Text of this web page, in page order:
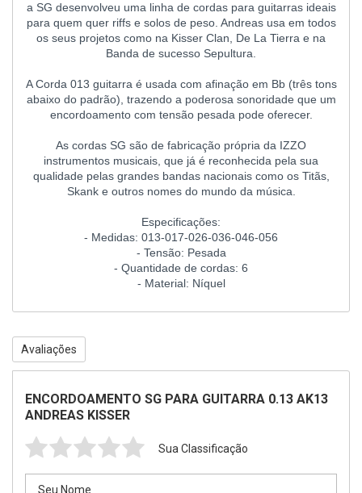
a SG desenvolveu uma linha de cordas para guitarras ideais
para quem quer riffs e solos de peso. Andreas usa em todos
os seus projetos como na Kisser Clan, De La Tierra e na
Banda de sucesso Sepultura.
A Corda 013 guitarra é usada com afinação em Bb (três tons
abaixo do padrão), trazendo a poderosa sonoridade que um
encordoamento com tensão pesada pode oferecer.
As cordas SG são de fabricação própria da IZZO
instrumentos musicais, que já é reconhecida pela sua
qualidade pelas grandes bandas nacionais como os Titãs,
Skank e outros nomes do mundo da música.
Especificações:
- Medidas: 013-017-026-036-046-056
- Tensão: Pesada
- Quantidade de cordas: 6
- Material: Níquel
Avaliações
ENCORDOAMENTO SG PARA GUITARRA 0.13 AK13
ANDREAS KISSER
Sua Classificação